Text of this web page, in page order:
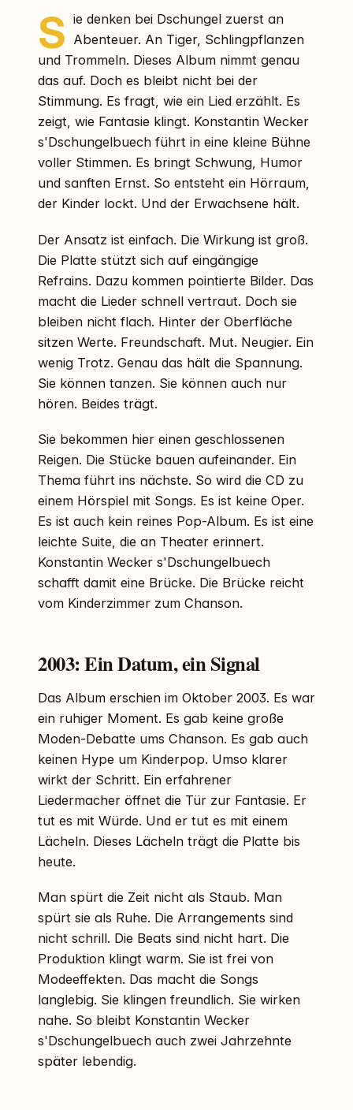
S ie denken bei Dschungel zuerst an
Abenteuer. An Tiger, Schlingpflanzen
und Trommeln. Dieses Album nimmt genau
das auf. Doch es bleibt nicht bei der
Stimmung. Es fragt, wie ein Lied erzählt. Es
zeigt, wie Fantasie klingt. Konstantin Wecker
s'Dschungelbuech führt in eine kleine Bühne
voller Stimmen. Es bringt Schwung, Humor
und sanften Ernst. So entsteht ein Hörraum,
der Kinder lockt. Und der Erwachsene hält.
Der Ansatz ist einfach. Die Wirkung ist groß.
Die Platte stützt sich auf eingängige
Refrains. Dazu kommen pointierte Bilder. Das
macht die Lieder schnell vertraut. Doch sie
bleiben nicht flach. Hinter der Oberfläche
sitzen Werte. Freundschaft. Mut. Neugier. Ein
wenig Trotz. Genau das hält die Spannung.
Sie können tanzen. Sie können auch nur
hören. Beides trägt.
Sie bekommen hier einen geschlossenen
Reigen. Die Stücke bauen aufeinander. Ein
Thema führt ins nächste. So wird die CD zu
einem Hörspiel mit Songs. Es ist keine Oper.
Es ist auch kein reines Pop-Album. Es ist eine
leichte Suite, die an Theater erinnert.
Konstantin Wecker s'Dschungelbuech
schafft damit eine Brücke. Die Brücke reicht
vom Kinderzimmer zum Chanson.
2003: Ein Datum, ein Signal
Das Album erschien im Oktober 2003. Es war
ein ruhiger Moment. Es gab keine große
Moden-Debatte ums Chanson. Es gab auch
keinen Hype um Kinderpop. Umso klarer
wirkt der Schritt. Ein erfahrener
Liedermacher öffnet die Tür zur Fantasie. Er
tut es mit Würde. Und er tut es mit einem
Lächeln. Dieses Lächeln trägt die Platte bis
heute.
Man spürt die Zeit nicht als Staub. Man
spürt sie als Ruhe. Die Arrangements sind
nicht schrill. Die Beats sind nicht hart. Die
Produktion klingt warm. Sie ist frei von
Modeeffekten. Das macht die Songs
langlebig. Sie klingen freundlich. Sie wirken
nahe. So bleibt Konstantin Wecker
s'Dschungelbuech auch zwei Jahrzehnte
später lebendig.